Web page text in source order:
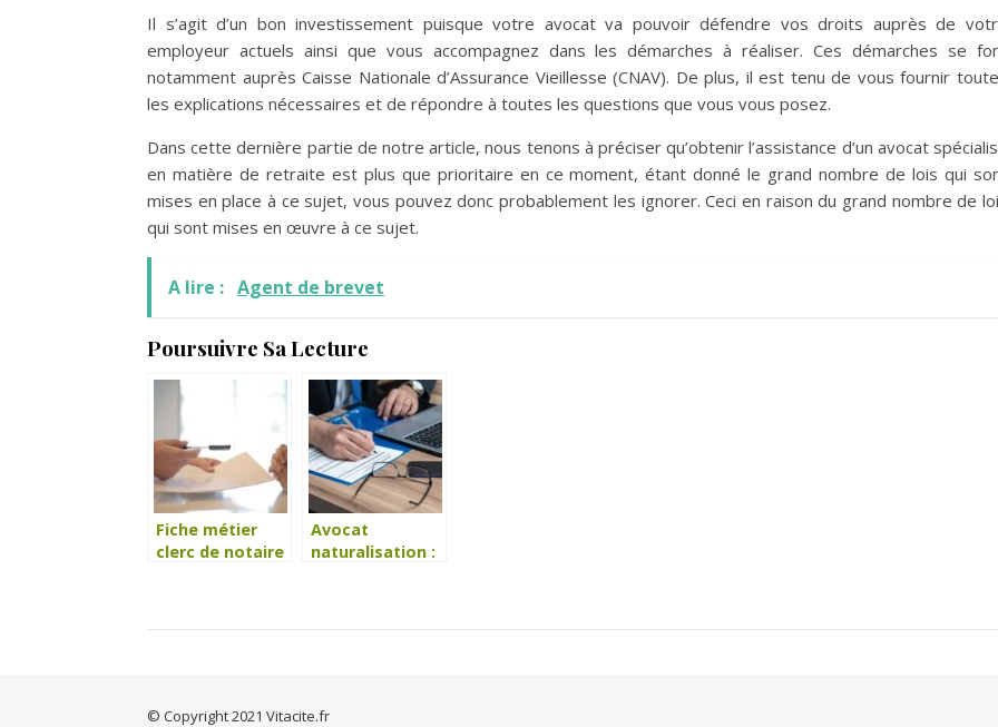
Il s’agit d’un bon investissement puisque votre avocat va pouvoir défendre vos droits auprès de
employeur actuels ainsi que vous accompagnez dans les démarches à réaliser. Ces démarches se
notamment auprès Caisse Nationale d’Assurance Vieillesse (CNAV). De plus, il est tenu de vous fournir
les explications nécessaires et de répondre à toutes les questions que vous vous posez.
Dans cette dernière partie de notre article, nous tenons à préciser qu’obtenir l’assistance d’un avocat
en matière de retraite est plus que prioritaire en ce moment, étant donné le grand nombre de lois qui
mises en place à ce sujet, vous pouvez donc probablement les ignorer. Ceci en raison du grand nombre de
qui sont mises en œuvre à ce sujet.
A lire : Agent de brevet
Poursuivre Sa Lecture
Fiche métier
clerc de notaire
Avocat
naturalisation :
© Copyright 2021 Vitacite.fr